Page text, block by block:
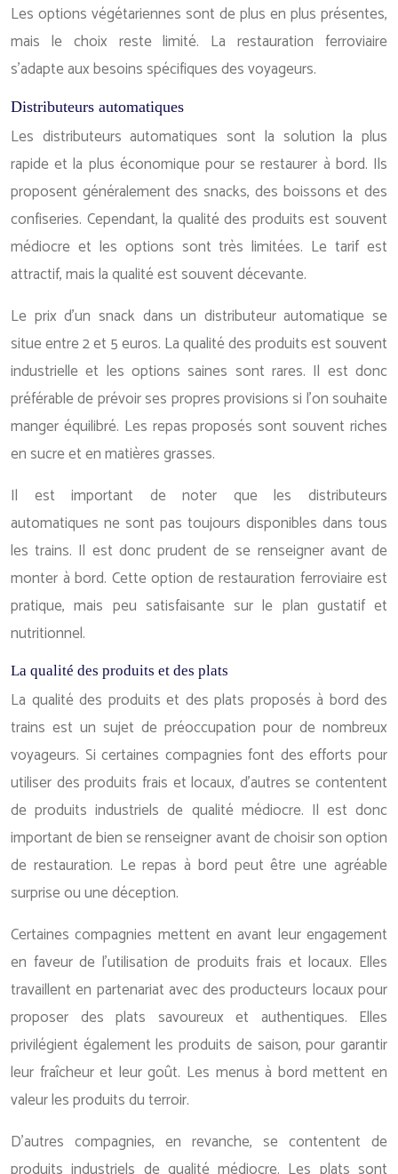
Les options végétariennes sont de plus en plus présentes,
mais le choix reste limité. La restauration ferroviaire
s’adapte aux besoins spécifiques des voyageurs.
Distributeurs automatiques
Les distributeurs automatiques sont la solution la plus
rapide et la plus économique pour se restaurer à bord. Ils
proposent généralement des snacks, des boissons et des
confiseries. Cependant, la qualité des produits est souvent
médiocre et les options sont très limitées. Le tarif est
attractif, mais la qualité est souvent décevante.
Le prix d’un snack dans un distributeur automatique se
situe entre 2 et 5 euros. La qualité des produits est souvent
industrielle et les options saines sont rares. Il est donc
préférable de prévoir ses propres provisions si l’on souhaite
manger équilibré. Les repas proposés sont souvent riches
en sucre et en matières grasses.
Il est important de noter que les distributeurs
automatiques ne sont pas toujours disponibles dans tous
les trains. Il est donc prudent de se renseigner avant de
monter à bord. Cette option de restauration ferroviaire est
pratique, mais peu satisfaisante sur le plan gustatif et
nutritionnel.
La qualité des produits et des plats
La qualité des produits et des plats proposés à bord des
trains est un sujet de préoccupation pour de nombreux
voyageurs. Si certaines compagnies font des efforts pour
utiliser des produits frais et locaux, d’autres se contentent
de produits industriels de qualité médiocre. Il est donc
important de bien se renseigner avant de choisir son option
de restauration. Le repas à bord peut être une agréable
surprise ou une déception.
Certaines compagnies mettent en avant leur engagement
en faveur de l’utilisation de produits frais et locaux. Elles
travaillent en partenariat avec des producteurs locaux pour
proposer des plats savoureux et authentiques. Elles
privilégient également les produits de saison, pour garantir
leur fraîcheur et leur goût. Les menus à bord mettent en
valeur les produits du terroir.
D’autres compagnies, en revanche, se contentent de